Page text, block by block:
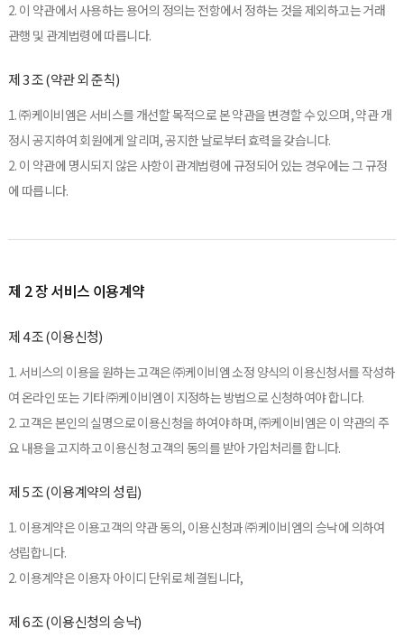
2. 이 약관에서 사용하는 용어의 정의는 전항에서 정하는 것을 제외하고는 거래
관행 및 관계법령에 따릅니다.
제 3 조 (약관 외 준칙)
1. ㈜케이비엠은 서비스를 개선할 목적으로 본 약관을 변경할 수 있으며, 약관 개
정시 공지하여 회원에게 알리며, 공지한 날로부터 효력을 갖습니다.
2. 이 약관에 명시되지 않은 사항이 관계법령에 규정되어 있는 경우에는 그 규정
에 따릅니다.
제 2 장 서비스 이용계약
제 4 조 (이용신청)
1. 서비스의 이용을 원하는 고객은 ㈜케이비엠 소정 양식의 이용신청서를 작성하
여 온라인 또는 기타 ㈜케이비엠이 지정하는 방법으로 신청하여야 합니다.
2. 고객은 본인의 실명으로 이용신청을 하여야 하며, ㈜케이비엠은 이 약관의 주
요 내용을 고지하고 이용신청 고객의 동의를 받아 가입처리를 합니다.
제 5 조 (이용계약의 성립)
1. 이용계약은 이용고객의 약관 동의, 이용신청과 ㈜케이비엠의 승낙에 의하여
성립합니다.
2. 이용계약은 이용자 아이디 단위로 체결됩니다,
제 6 조 (이용신청의 승낙)